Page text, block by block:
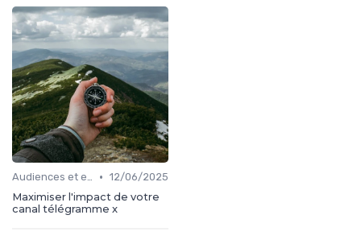
Audiences et engagement • 12/06/2025
Maximiser l'impact de votre
canal télégramme x